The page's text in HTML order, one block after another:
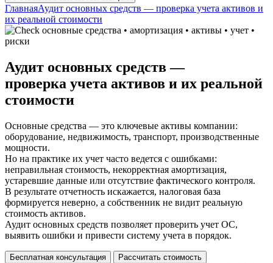
ГлавнаяАудит основных средств — проверка учета активов и
их реальной стоимости
основные средства • амортизация • активы • учет •
риски
Аудит основных средств —
проверка учета активов и их реальной
стоимости
Основные средства — это ключевые активы компании:
оборудование, недвижимость, транспорт, производственные
мощности.
Но на практике их учет часто ведется с ошибками:
неправильная стоимость, некорректная амортизация,
устаревшие данные или отсутствие фактического контроля.
В результате отчетность искажается, налоговая база
формируется неверно, а собственник не видит реальную
стоимость активов.
Аудит основных средств позволяет проверить учет ОС,
выявить ошибки и привести систему учета в порядок.
Бесплатная консультация Рассчитать стоимость